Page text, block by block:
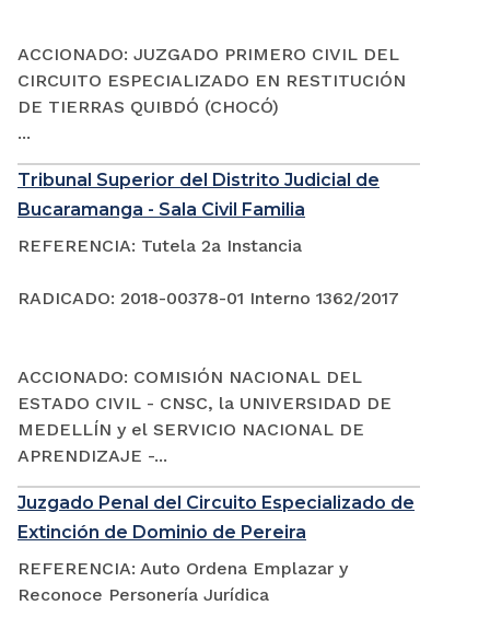
ACCIONADO: JUZGADO PRIMERO CIVIL DEL
CIRCUITO ESPECIALIZADO EN RESTITUCIÓN
DE TIERRAS QUIBDÓ (CHOCÓ)
...
Tribunal Superior del Distrito Judicial de
Bucaramanga - Sala Civil Familia
REFERENCIA: Tutela 2a Instancia
RADICADO: 2018-00378-01 Interno 1362/2017
ACCIONADO: COMISIÓN NACIONAL DEL
ESTADO CIVIL - CNSC, la UNIVERSIDAD DE
MEDELLÍN y el SERVICIO NACIONAL DE
APRENDIZAJE -...
Juzgado Penal del Circuito Especializado de
Extinción de Dominio de Pereira
REFERENCIA: Auto Ordena Emplazar y
Reconoce Personería Jurídica